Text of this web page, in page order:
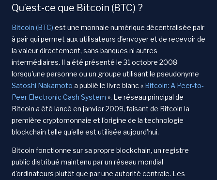
Qu’est-ce que Bitcoin (BTC) ?
Bitcoin (BTC) est une monnaie numérique décentralisée pair
à pair qui permet aux utilisateurs d'envoyer et de recevoir de
la valeur directement, sans banques ni autres
intermédiaires. Il a été présenté le 31 octobre 2008
lorsqu'une personne ou un groupe utilisant le pseudonyme
Satoshi Nakamoto a publié le livre blanc « Bitcoin: A Peer-to-
Peer Electronic Cash System ». Le réseau principal de
Bitcoin a été lancé en janvier 2009, faisant de Bitcoin la
première cryptomonnaie et l'origine de la technologie
blockchain telle qu'elle est utilisée aujourd'hui.
Bitcoin fonctionne sur sa propre blockchain, un registre
public distribué maintenu par un réseau mondial
d'ordinateurs plutôt que par une autorité centrale. Les